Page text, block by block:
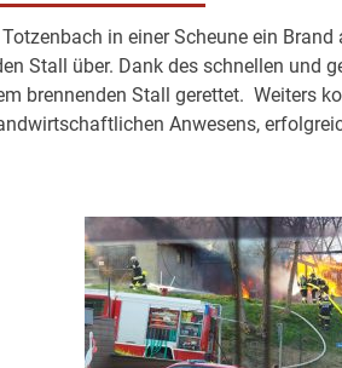
in einer Scheune ein Brand
Stall über. Dank des schnellen und
brennenden Stall gerettet. Weiters
Anwesens,